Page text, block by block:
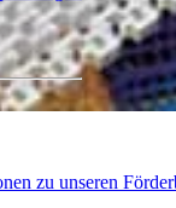
zu unseren
aus